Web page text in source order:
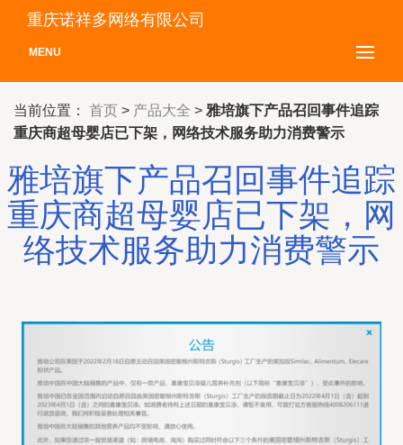
重庆诺祥多网络有限公司
MENU
当前位置： 首页 > 产品大全 > 雅培旗下产品召回事件追踪
重庆商超母婴店已下架，网络技术服务助力消费警示
雅培旗下产品召回事件追踪
重庆商超母婴店已下架，网
络技术服务助力消费警示